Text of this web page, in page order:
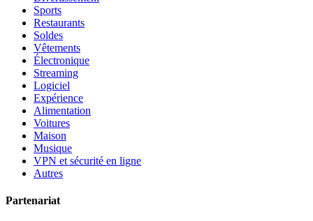
Sports
Restaurants
Soldes
Vêtements
Électronique
Streaming
Logiciel
Expérience
Alimentation
Voitures
Maison
Musique
VPN et sécurité en ligne
Autres
Partenariat